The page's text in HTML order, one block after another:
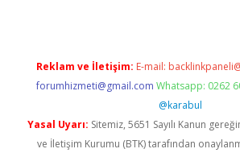
Reklam ve İletişim: E-mail:
forumhizmeti@gmail.com Whatsapp: 0262
@karabul
Yasal Uyarı: Sitemiz, 5651 Sayılı Kanun
ve İletişim Kurumu (BTK) tarafından